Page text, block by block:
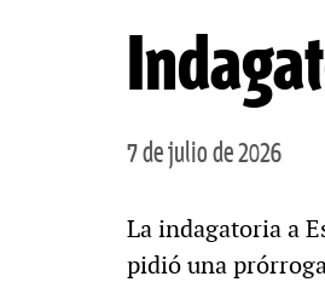
7 de julio de 2026
La indagatoria a
pidió una